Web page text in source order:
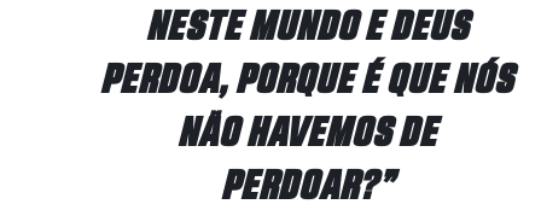
NESTE MUNDO E DEUS
PERDOA, PORQUE É QUE NÓS
NÃO HAVEMOS DE
PERDOAR?”